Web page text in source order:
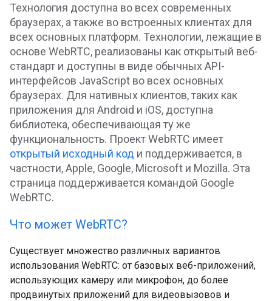
Технология доступна во всех современных
браузерах, а также во встроенных клиентах для
всех основных платформ. Технологии, лежащие в
основе WebRTC, реализованы как открытый веб-
стандарт и доступны в виде обычных API-
интерфейсов JavaScript во всех основных
браузерах. Для нативных клиентов, таких как
приложения для Android и iOS, доступна
библиотека, обеспечивающая ту же
функциональность. Проект WebRTC имеет
открытый исходный код и поддерживается, в
частности, Apple, Google, Microsoft и Mozilla. Эта
страница поддерживается командой Google
WebRTC.
Что может WebRTC?
Существует множество различных вариантов
использования WebRTC: от базовых веб-приложений,
использующих камеру или микрофон, до более
продвинутых приложений для видеовызовов и